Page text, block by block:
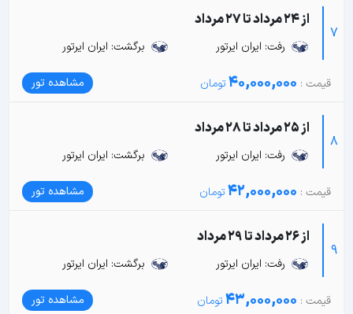
7
از 24 مرداد تا 27 مرداد
رفت: ایران ایرتور برگشت: ایران ایرتور
40,000,000 مشاهده تور
8
از 25 مرداد تا 28 مرداد
رفت: ایران ایرتور برگشت: ایران ایرتور
42,000,000 مشاهده تور
9
از 26 مرداد تا 29 مرداد
رفت: ایران ایرتور برگشت: ایران ایرتور
43,000,000 مشاهده تور